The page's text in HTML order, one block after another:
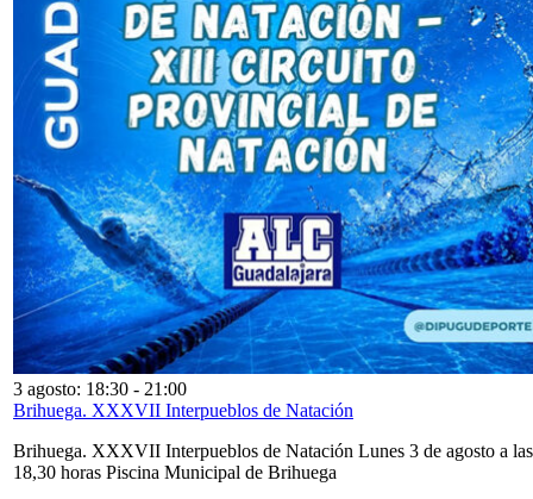
3 agosto: 18:30 - 21:00
Brihuega. XXXVII Interpueblos de Natación
Brihuega. XXXVII Interpueblos de Natación Lunes 3 de agosto a las
18,30 horas Piscina Municipal de Brihuega